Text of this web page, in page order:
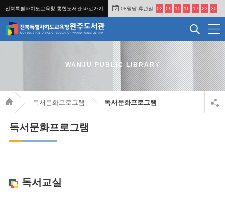
전북특별자치도교육청 통합도서관 바로가기 08월달 휴관일 02 09 15 16 17 23 30
WANJU PUBLIC LIBRARY
독서문화프로그램 독서문화프로그램
독서문화프로그램
독서교실